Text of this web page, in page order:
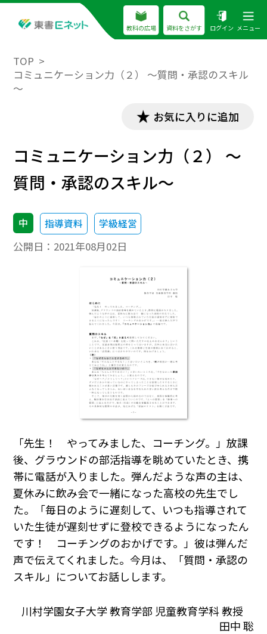
教科の広場 資料をさがす ログイン メニュー
TOP
コミュニケーション力（２） ～質問・承認のスキル
～
お気に入りに追加
コミュニケーション力（２） ～
質問・承認のスキル～
中 指導資料 学級経営
公開日： 2021年08月02日
「先生！ やってみました、コーチング。」放課
後、グラウンドの部活指導を眺めていたとき、携
帯に電話が入りました。弾んだような声の主は、
夏休みに飲み会で一緒になった高校の先生でし
た。「毎日のように遅刻して、いつも指導されて
いた生徒が遅刻せずに登校できるようになったん
です！ コーチングのおかげです。」――彼は弾んだ
声で伝えてくれました。今月は、「質問・承認の
スキル」についてお話しします。
川村学園女子大学 教育学部 児童教育学科 教授
田中 聡